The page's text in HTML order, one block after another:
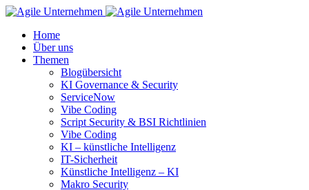
Home
Über uns
Themen
Blogübersicht
KI Governance & Security
ServiceNow
Vibe Coding
Script Security & BSI Richtlinien
Vibe Coding
KI – künstliche Intelligenz
IT-Sicherheit
Künstliche Intelligenz – KI
Makro Security